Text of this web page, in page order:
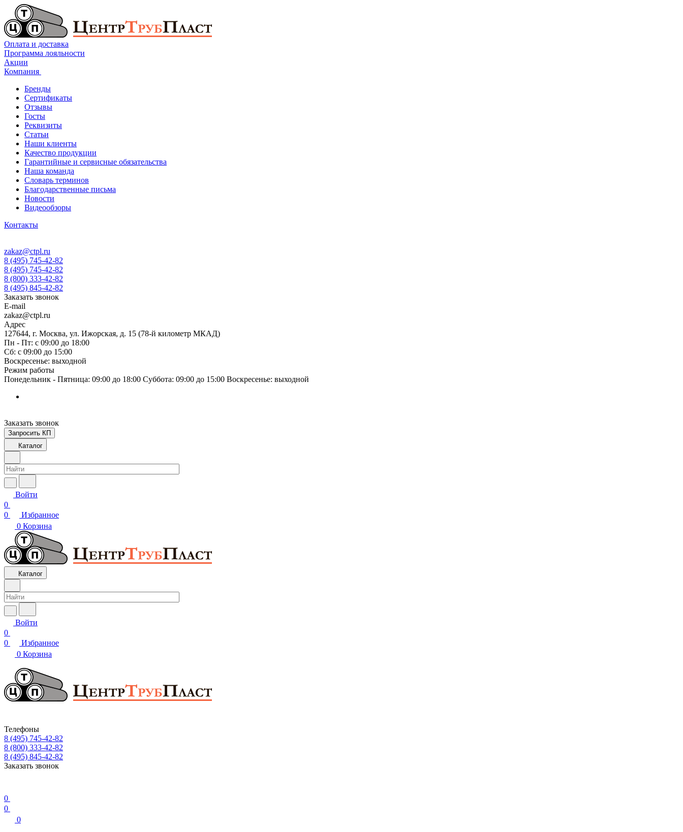
Оплата и доставка
Программа лояльности
Акции
Компания
Бренды
Сертификаты
Отзывы
Госты
Реквизиты
Статьи
Наши клиенты
Качество продукции
Гарантийные и сервисные обязательства
Наша команда
Словарь терминов
Благодарственные письма
Новости
Видеообзоры
Контакты
zakaz@ctpl.ru
8 (495) 745-42-82
8 (495) 745-42-82
8 (800) 333-42-82
8 (495) 845-42-82
Заказать звонок
E-mail
zakaz@ctpl.ru
Адрес
127644, г. Москва, ул. Ижорская, д. 15 (78-й километр МКАД)
Пн - Пт: с 09:00 до 18:00
Сб: с 09:00 до 15:00
Воскресенье: выходной
Режим работы
Понедельник - Пятница: 09:00 до 18:00 Суббота: 09:00 до 15:00 Воскресенье: выходной
Заказать звонок
Запросить КП
Каталог
Войти
0
0
Избранное
0 Корзина
Каталог
Войти
0
0
Избранное
0 Корзина
Телефоны
8 (495) 745-42-82
8 (800) 333-42-82
8 (495) 845-42-82
Заказать звонок
0
0
0